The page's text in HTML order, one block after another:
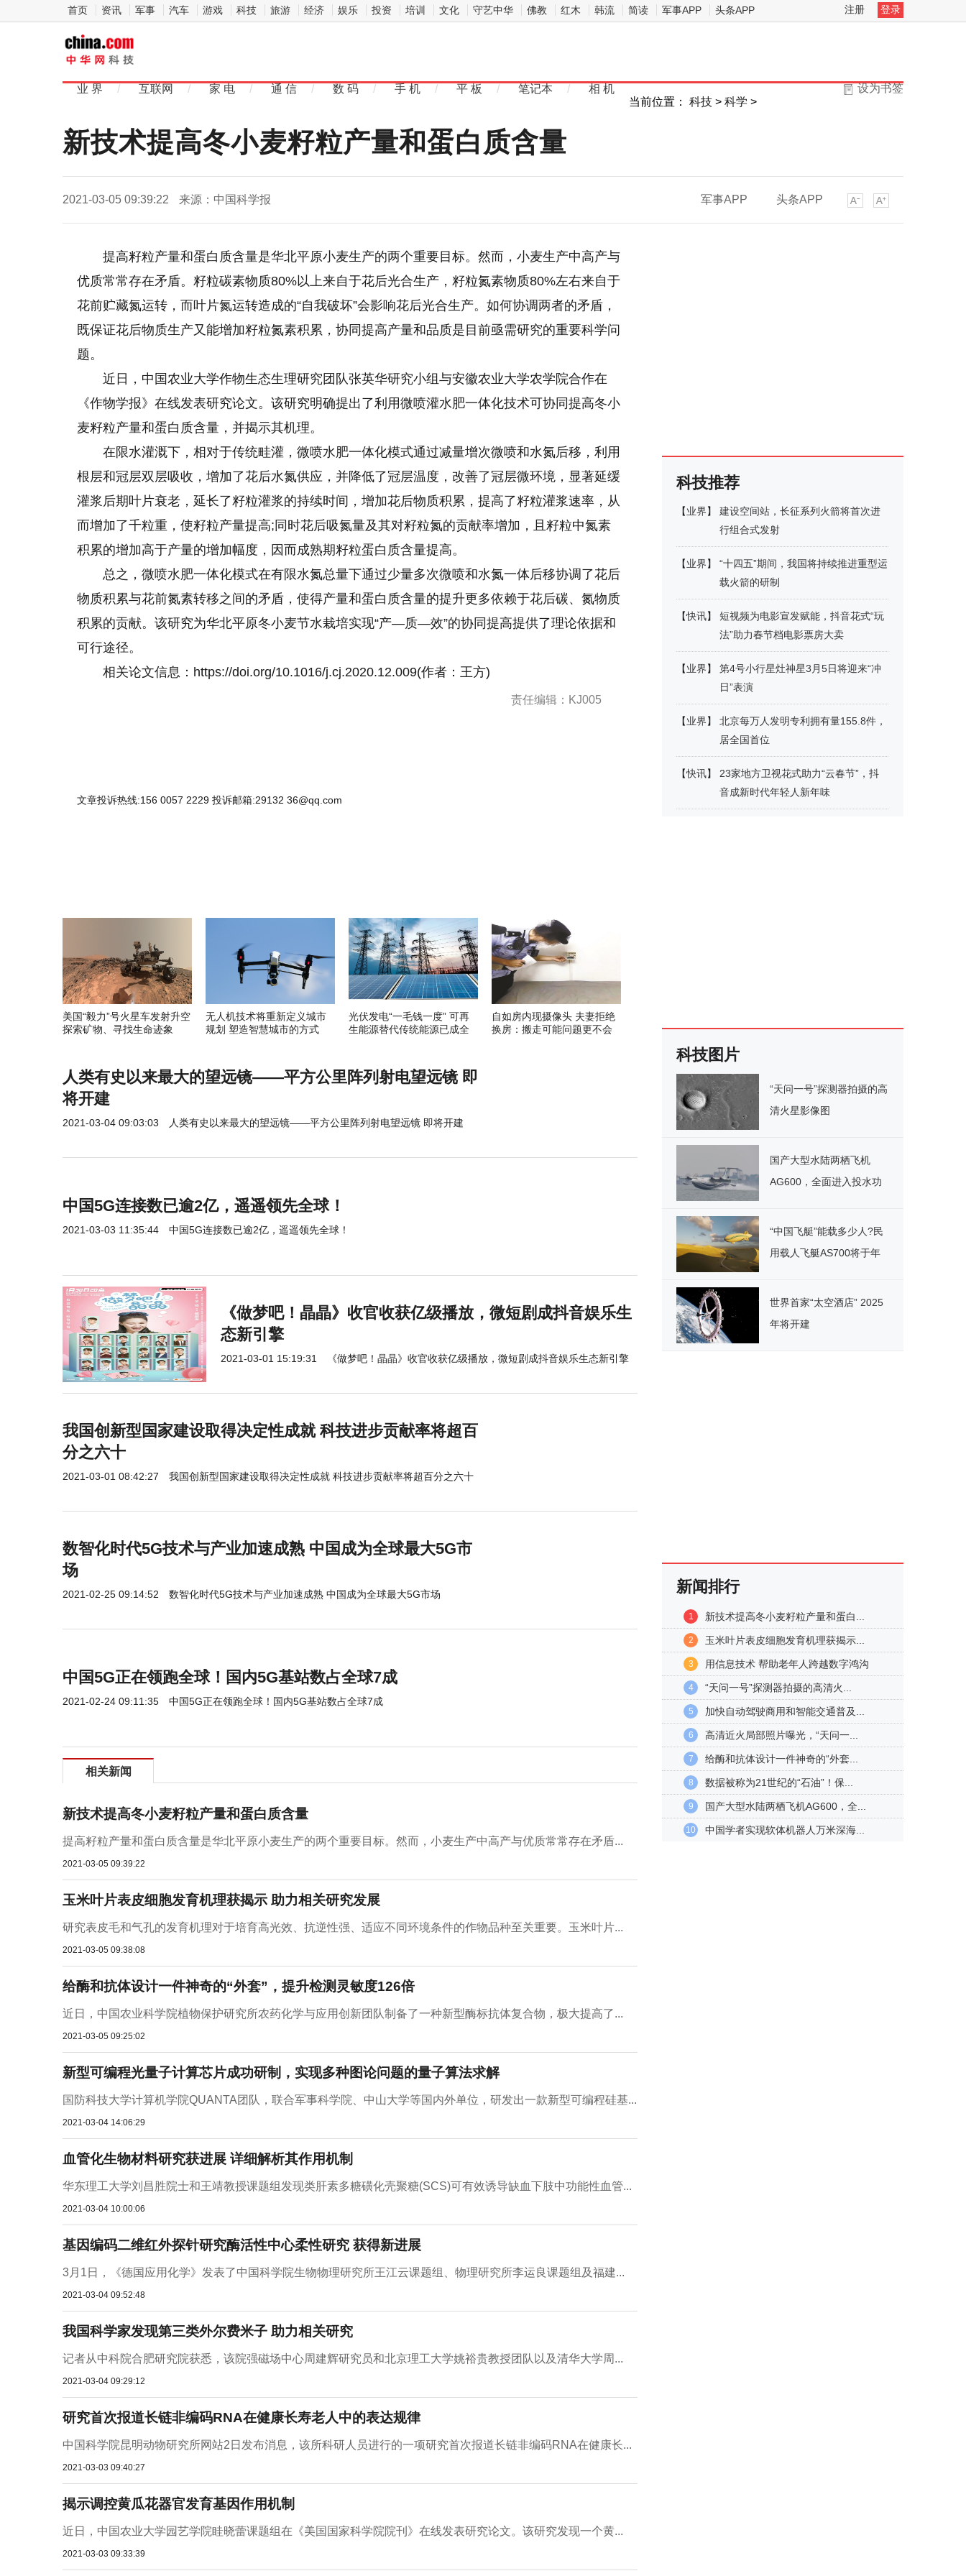
首页 资讯 军事 汽车 游戏 科技 旅游 经济 娱乐 投资 培训 文化 守艺中华 佛教 红木 韩流 简读 军事APP 头条APP 注册 登录
华网科
设为书签
业 界 / 互联网 / 家 电 / 通 信 / 数 码 / 手 机 / 平 板 / 笔记本 /
相 机
当前位置： 科技 > 科学 >
新技术提高冬小麦籽粒产量和蛋白质含量
2021-03-05 09:39:22 来源：中国科学报 军事APP 头条APP
提高籽粒产量和蛋白质含量是华北平原小麦生产的两个重要目标。然而，小麦生产中高产与
优质常常存在矛盾。籽粒碳素物质80%以上来自于花后光合生产，籽粒氮素物质80%左右来自于
花前贮藏氮运转，而叶片氮运转造成的“自我破坏”会影响花后光合生产。如何协调两者的矛盾，
既保证花后物质生产又能增加籽粒氮素积累，协同提高产量和品质是目前亟需研究的重要科学问
题。
近日，中国农业大学作物生态生理研究团队张英华研究小组与安徽农业大学农学院合作在
《作物学报》在线发表研究论文。该研究明确提出了利用微喷灌水肥一体化技术可协同提高冬小
麦籽粒产量和蛋白质含量，并揭示其机理。
在限水灌溉下，相对于传统畦灌，微喷水肥一体化模式通过减量增次微喷和水氮后移，利用
根层和冠层双层吸收，增加了花后水氮供应，并降低了冠层温度，改善了冠层微环境，显著延缓
灌浆后期叶片衰老，延长了籽粒灌浆的持续时间，增加花后物质积累，提高了籽粒灌浆速率，从
而增加了千粒重，使籽粒产量提高;同时花后吸氮量及其对籽粒氮的贡献率增加，且籽粒中氮素
积累的增加高于产量的增加幅度，因而成熟期籽粒蛋白质含量提高。
总之，微喷水肥一体化模式在有限水氮总量下通过少量多次微喷和水氮一体后移协调了花后
物质积累与花前氮素转移之间的矛盾，使得产量和蛋白质含量的提升更多依赖于花后碳、氮物质
积累的贡献。该研究为华北平原冬小麦节水栽培实现“产—质—效”的协同提高提供了理论依据和
可行途径。
相关论文信息：https://doi.org/10.1016/j.cj.2020.12.009(作者：王方)
责任编辑：KJ005
文章投诉热线:156 0057 2229 投诉邮箱:29132 36@qq.com
美国“毅力”号火星车发射升空
探索矿物、寻找生命迹象
无人机技术将重新定义城市
规划 塑造智慧城市的方式
光伏发电“一毛钱一度” 可再
生能源替代传统能源已成全
自如房内现摄像头 夫妻拒绝
换房：搬走可能问题更不会
人类有史以来最大的望远镜——平方公里阵列射电望远镜 即
将开建
2021-03-04 09:03:03 人类有史以来最大的望远镜——平方公里阵列射电望远镜 即将开建
中国5G连接数已逾2亿，遥遥领先全球！
2021-03-03 11:35:44 中国5G连接数已逾2亿，遥遥领先全球！
《做梦吧！晶晶》收官收获亿级播放，微短剧成抖音娱乐生
态新引擎
2021-03-01 15:19:31 《做梦吧！晶晶》收官收获亿级播放，微短剧成抖音娱乐生态新引擎
我国创新型国家建设取得决定性成就 科技进步贡献率将超百
分之六十
2021-03-01 08:42:27 我国创新型国家建设取得决定性成就 科技进步贡献率将超百分之六十
数智化时代5G技术与产业加速成熟 中国成为全球最大5G市
场
2021-02-25 09:14:52 数智化时代5G技术与产业加速成熟 中国成为全球最大5G市场
中国5G正在领跑全球！国内5G基站数占全球7成
2021-02-24 09:11:35 中国5G正在领跑全球！国内5G基站数占全球7成
相关新闻
新技术提高冬小麦籽粒产量和蛋白质含量
提高籽粒产量和蛋白质含量是华北平原小麦生产的两个重要目标。然而，小麦生产中高产与优质常常存在矛盾...
2021-03-05 09:39:22
玉米叶片表皮细胞发育机理获揭示 助力相关研究发展
研究表皮毛和气孔的发育机理对于培育高光效、抗逆性强、适应不同环境条件的作物品种至关重要。玉米叶片...
2021-03-05 09:38:08
给酶和抗体设计一件神奇的“外套”，提升检测灵敏度126倍
近日，中国农业科学院植物保护研究所农药化学与应用创新团队制备了一种新型酶标抗体复合物，极大提高了...
2021-03-05 09:25:02
新型可编程光量子计算芯片成功研制，实现多种图论问题的量子算法求解
国防科技大学计算机学院QUANTA团队，联合军事科学院、中山大学等国内外单位，研发出一款新型可编程硅基...
2021-03-04 14:06:29
血管化生物材料研究获进展 详细解析其作用机制
华东理工大学刘昌胜院士和王靖教授课题组发现类肝素多糖磺化壳聚糖(SCS)可有效诱导缺血下肢中功能性血管...
2021-03-04 10:00:06
基因编码二维红外探针研究酶活性中心柔性研究 获得新进展
3月1日，《德国应用化学》发表了中国科学院生物物理研究所王江云课题组、物理研究所李运良课题组及福建...
2021-03-04 09:52:48
我国科学家发现第三类外尔费米子 助力相关研究
记者从中科院合肥研究院获悉，该院强磁场中心周建辉研究员和北京理工大学姚裕贵教授团队以及清华大学周...
2021-03-04 09:29:12
研究首次报道长链非编码RNA在健康长寿老人中的表达规律
中国科学院昆明动物研究所网站2日发布消息，该所科研人员进行的一项研究首次报道长链非编码RNA在健康长...
2021-03-03 09:40:27
揭示调控黄瓜花器官发育基因作用机制
近日，中国农业大学园艺学院眭晓蕾课题组在《美国国家科学院院刊》在线发表研究论文。该研究发现一个黄...
2021-03-03 09:33:39
科技推荐
【业界】
建设空间站，长征系列火箭将首次进
行组合式发射
【业界】
“十四五”期间，我国将持续推进重型运
载火箭的研制
【快讯】
短视频为电影宣发赋能，抖音花式“玩
法”助力春节档电影票房大卖
【业界】
第4号小行星灶神星3月5日将迎来“冲
日”表演
【业界】
北京每万人发明专利拥有量155.8件，
居全国首位
【快讯】
23家地方卫视花式助力“云春节”，抖
音成新时代年轻人新年味
科技图片
“天问一号”探测器拍摄的高
清火星影像图
国产大型水陆两栖飞机
AG600，全面进入投水功
“中国飞艇”能载多少人?民
用载人飞艇AS700将于年
世界首家“太空酒店” 2025
年将开建
新闻排行
1 新技术提高冬小麦籽粒产量和蛋白...
2 玉米叶片表皮细胞发育机理获揭示...
3 用信息技术 帮助老年人跨越数字鸿沟
4 “天问一号”探测器拍摄的高清火...
5 加快自动驾驶商用和智能交通普及...
6 高清近火局部照片曝光，“天问一...
7 给酶和抗体设计一件神奇的“外套...
8 数据被称为21世纪的“石油”！保...
9 国产大型水陆两栖飞机AG600，全...
10 中国学者实现软体机器人万米深海...